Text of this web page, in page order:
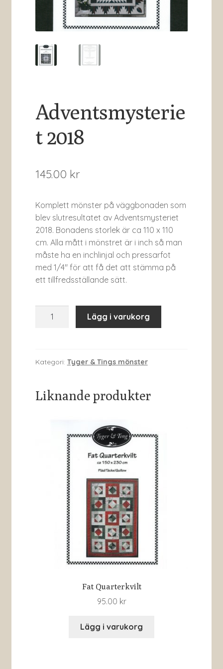
Adventsmysterie
t 2018
145.00 kr
Komplett mönster på väggbonaden som
blev slutresultatet av Adventsmysteriet
2018. Bonadens storlek är ca 110 x 110
cm. Alla mått i mönstret är i inch så man
måste ha en inchlinjal och pressarfot
med 1/4″ för att få det att stämma på
ett tillfredsställande sätt.
Lägg i varukorg
Kategori: Tyger & Tings mönster
Liknande produkter
Fat Quarterkvilt
95.00 kr
Lägg i varukorg